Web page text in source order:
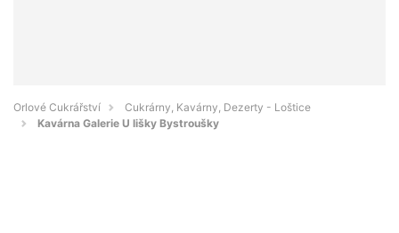
Orlové Cukrářství
Cukrárny, Kavárny, Dezerty - Loštice
Kavárna Galerie U lišky Bystroušky